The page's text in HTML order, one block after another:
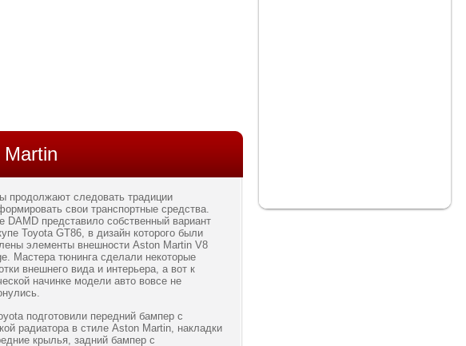
продолжают следовать традиции
свои транспортные средства.
DAMD представило собственный вариант
Toyota GT86, в дизайн которого были
элементы внешности Aston Martin V8
Мастера тюнинга сделали некоторые
внешнего вида и интерьера, а вот к
начинке модели авто вовсе не
подготовили передний бампер с
радиатора в стиле Aston Martin, накладки
крылья, задний бампер с